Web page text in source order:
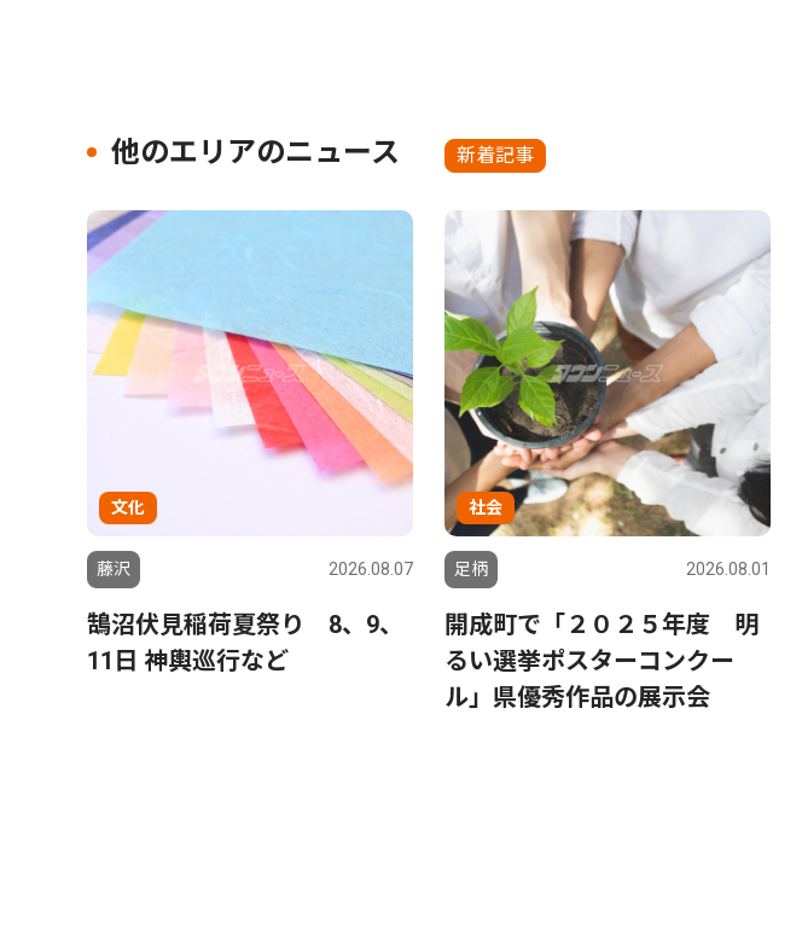
他のエリアのニュース 新着記事
文化
藤沢 2026.08.07
鵠沼伏見稲荷夏祭り 8、9、
11日 神輿巡行など
社会
足柄 2026.08.01
開成町で「２０２５年度 明
るい選挙ポスターコンクー
ル」県優秀作品の展示会